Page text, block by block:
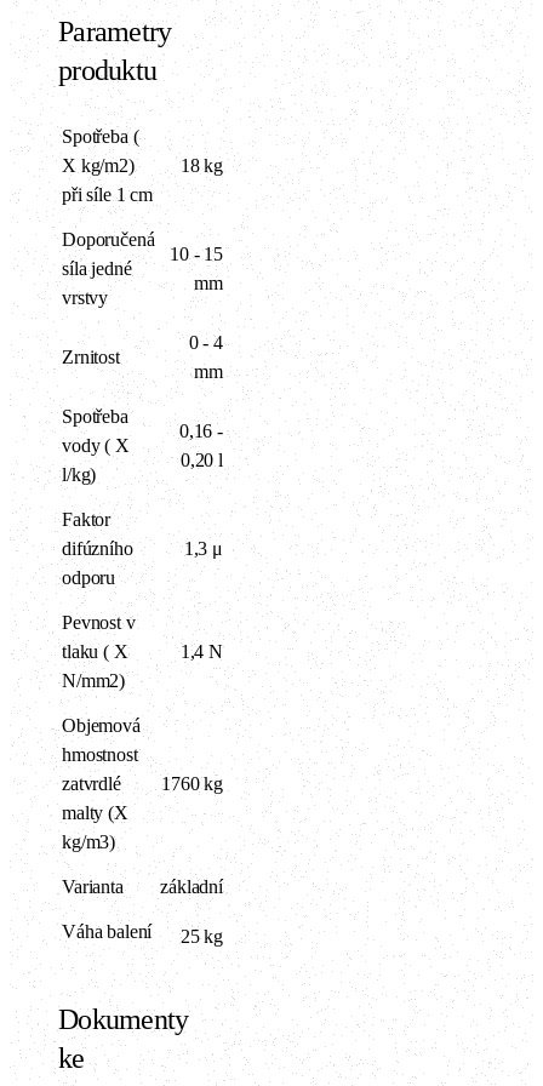
Parametry
produktu
Spotřeba (
X kg/m2)
při síle 1 cm
18 kg
Doporučená
síla jedné
vrstvy
10 - 15
mm
Zrnitost
0 - 4
mm
Spotřeba
vody ( X
l/kg)
0,16 -
0,20 l
Faktor
difúzního
odporu
1,3 μ
Pevnost v
tlaku ( X
N/mm2)
1,4 N
Objemová
hmostnost
zatvrdlé
malty (X
kg/m3)
1760 kg
Varianta základní
Váha balení 25 kg
Dokumenty
ke